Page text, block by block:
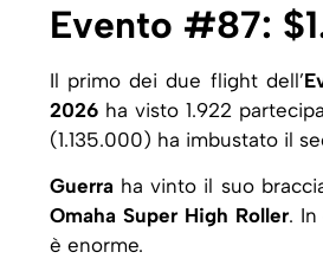
Evento #87:
Il primo dei due flight dell’
2026 ha visto 1.922
(1.135.000) ha imbustato il
Guerra ha vinto il suo
Omaha Super High Roller. In
è enorme.